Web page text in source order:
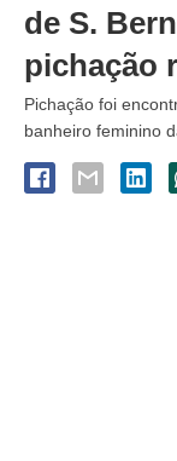
de S.
pichação
Pichação foi
banheiro feminino